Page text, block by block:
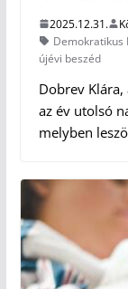
2025.12.31.
Demokratikus
újévi beszéd
Dobrev
az év utolsó
melyben